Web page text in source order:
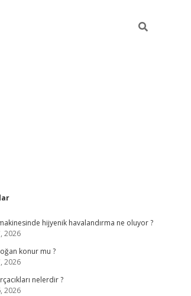
hijyenik havalandırma ne oluyor ?
2026
konur mu ?
2026
nelerdir ?
2026